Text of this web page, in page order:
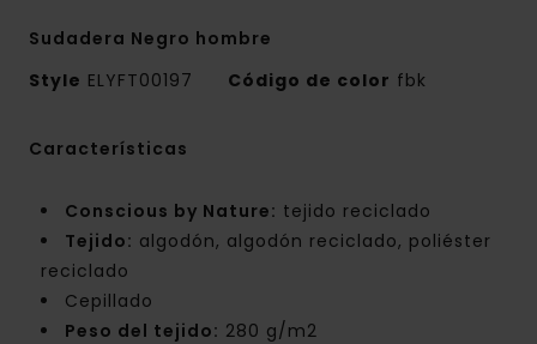
Sudadera Negro hombre
Style ELYFT00197 Código de color fbk
Características
Conscious by Nature: tejido reciclado
Tejido: algodón, algodón reciclado, poliéster
reciclado
Cepillado
Peso del tejido: 280 g/m2